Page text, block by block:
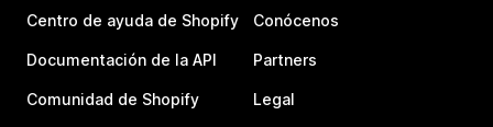
Centro de ayuda de Shopify
Documentación de la API
Comunidad de Shopify
Conócenos
Partners
Legal